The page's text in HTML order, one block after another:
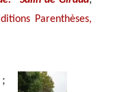
Parenthèses,